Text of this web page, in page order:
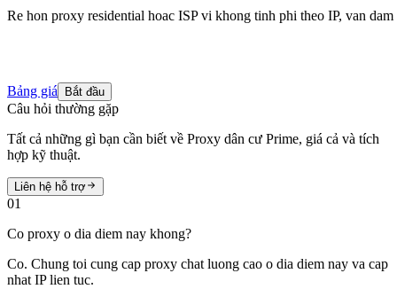
Re hon proxy residential hoac ISP vi khong tinh phi theo IP, van dam
Bảng giá Bắt đầu
Câu hỏi thường gặp
Tất cả những gì bạn cần biết về Proxy dân cư Prime, giá cả và tích
hợp kỹ thuật.
Liên hệ hỗ trợ
01
Co proxy o dia diem nay khong?
Co. Chung toi cung cap proxy chat luong cao o dia diem nay va cap
nhat IP lien tuc.